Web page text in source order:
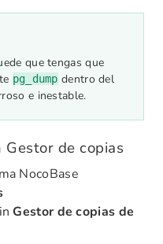
que tengas que
pg_dump dentro del
e inestable.
de copias
NocoBase
Gestor de copias de